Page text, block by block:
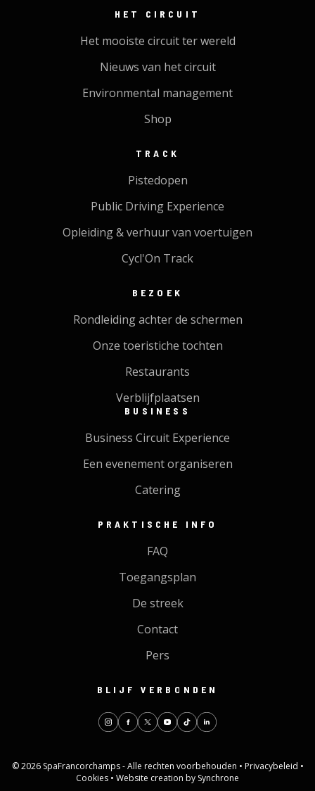
HET CIRCUIT
Het mooiste circuit ter wereld
Nieuws van het circuit
Environmental management
Shop
TRACK
Pistedopen
Public Driving Experience
Opleiding & verhuur van voertuigen
Cycl'On Track
BEZOEK
Rondleiding achter de schermen
Onze toeristiche tochten
Restaurants
Verblijfplaatsen
BUSINESS
Business Circuit Experience
Een evenement organiseren
Catering
PRAKTISCHE INFO
FAQ
Toegangsplan
De streek
Contact
Pers
BLIJF VERBONDEN
© 2026 SpaFrancorchamps - Alle rechten voorbehouden • Privacybeleid •
Cookies • Website creation by Synchrone